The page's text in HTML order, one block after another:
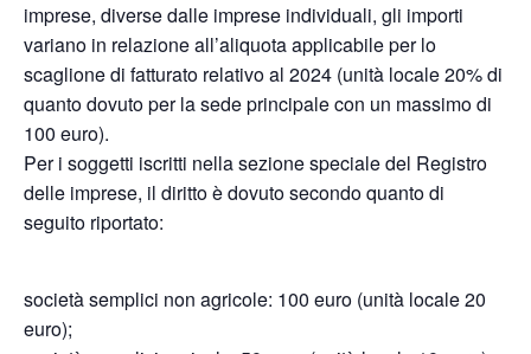
imprese, diverse dalle imprese individuali, gli importi
variano in relazione all’aliquota applicabile per lo
scaglione di fatturato relativo al 2024 (unità locale 20% di
quanto dovuto per la sede principale con un massimo di
100 euro).
Per i soggetti iscritti nella sezione speciale del Registro
delle imprese, il diritto è dovuto secondo quanto di
seguito riportato:
società semplici non agricole: 100 euro (unità locale 20
euro);